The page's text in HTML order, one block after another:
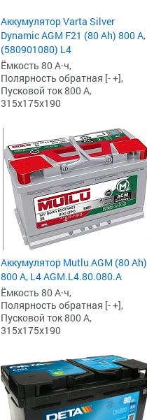
Аккумулятор Varta Silver
Dynamic AGM F21 (80 Ah) 800 А,
(580901080) L4
Ёмкость 80 А·ч,
Полярность обратная [- +],
Пусковой ток 800 А,
315x175x190
Аккумулятор Mutlu AGM (80 Ah)
800 А, L4 AGM.L4.80.080.A
Ёмкость 80 А·ч,
Полярность обратная [- +],
Пусковой ток 800 А,
315x175x190